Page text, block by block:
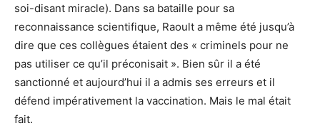
soi-disant miracle). Dans sa bataille pour sa
reconnaissance scientifique, Raoult a même été jusqu’à
dire que ces collègues étaient des « criminels pour ne
pas utiliser ce qu’il préconisait ». Bien sûr il a été
sanctionné et aujourd’hui il a admis ses erreurs et il
défend impérativement la vaccination. Mais le mal était
fait.